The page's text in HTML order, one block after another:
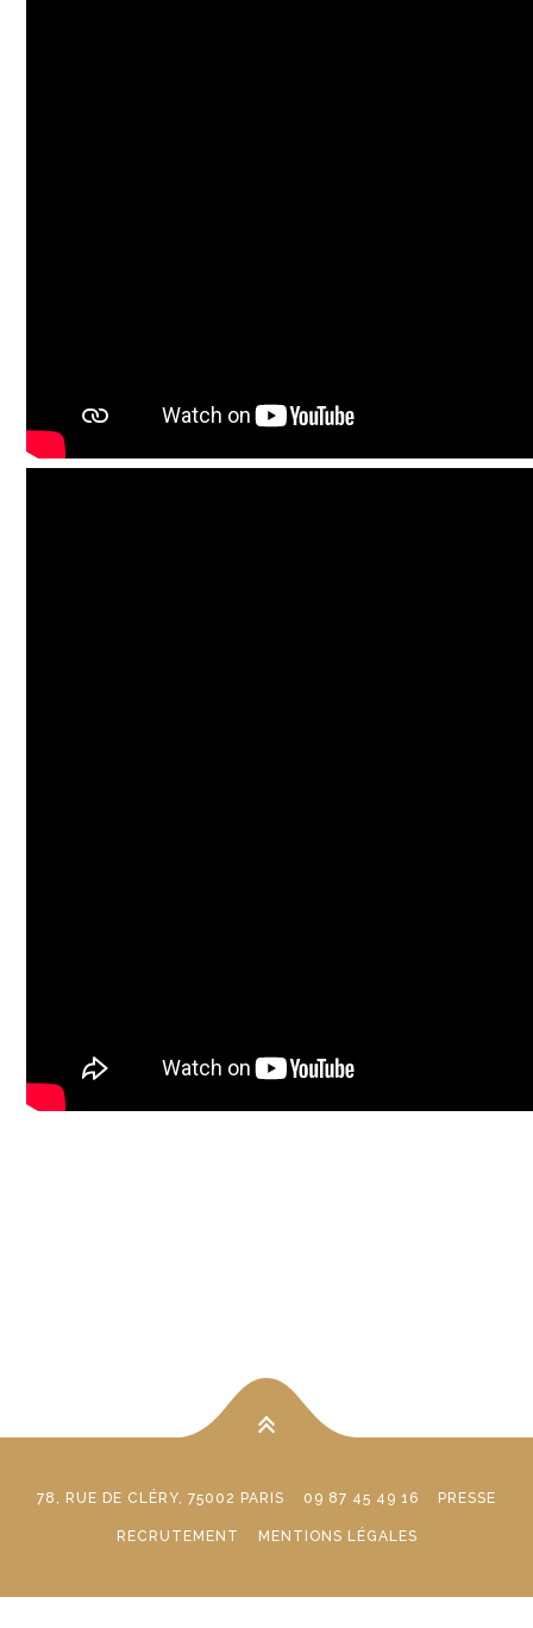
78, RUE DE CLÉRY, 75002 PARIS 09 87 45 49 16 PRESSE
RECRUTEMENT MENTIONS LÉGALES